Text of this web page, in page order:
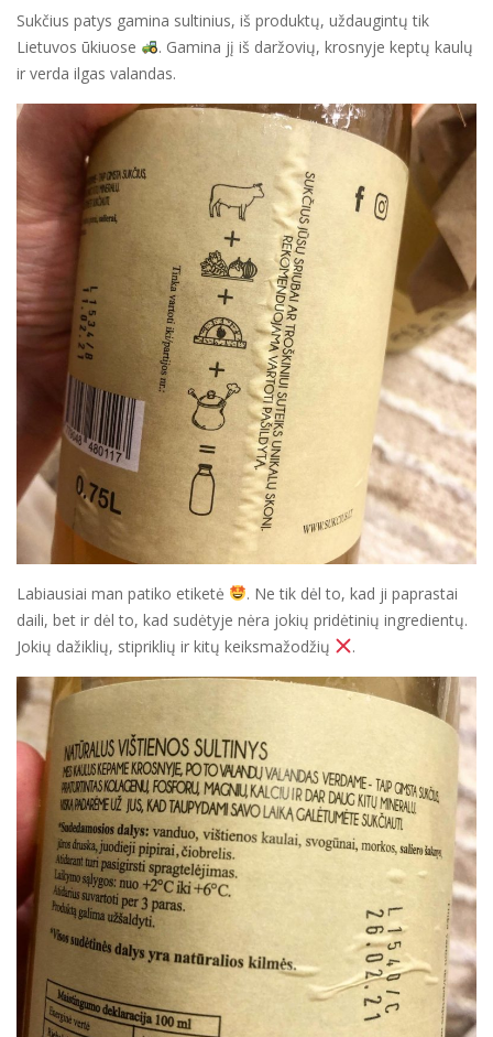
Sukčius patys gamina sultinius, iš produktų, uždaugintų tik
Lietuvos ūkiuose
. Gamina jį iš daržovių, krosnyje keptų kaulų
ir verda ilgas valandas.
Labiausiai man patiko etiketė
. Ne tik dėl to, kad ji paprastai
daili, bet ir dėl to, kad sudėtyje nėra jokių pridėtinių ingredientų.
Jokių dažiklių, stipriklių ir kitų keiksmažodžių
.